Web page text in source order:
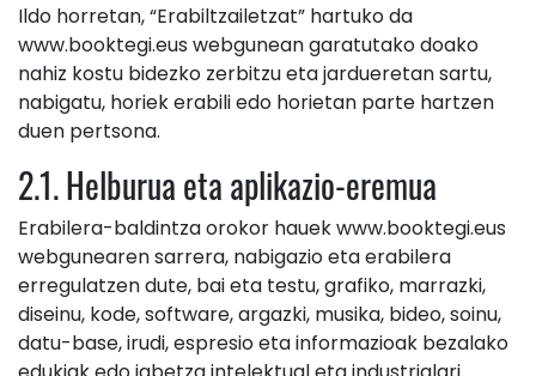
Ildo horretan, “Erabiltzailetzat” hartuko da
www.booktegi.eus webgunean garatutako doako
nahiz kostu bidezko zerbitzu eta jardueretan sartu,
nabigatu, horiek erabili edo horietan parte hartzen
duen pertsona.
2.1. Helburua eta aplikazio-eremua
Erabilera-baldintza orokor hauek www.booktegi.eus
webgunearen sarrera, nabigazio eta erabilera
erregulatzen dute, bai eta testu, grafiko, marrazki,
diseinu, kode, software, argazki, musika, bideo, soinu,
datu-base, irudi, espresio eta informazioak bezalako